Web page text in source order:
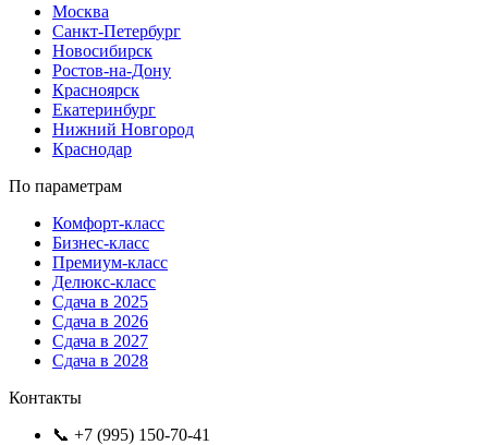
Москва
Санкт-Петербург
Новосибирск
Ростов-на-Дону
Красноярск
Екатеринбург
Нижний Новгород
Краснодар
По параметрам
Комфорт-класс
Бизнес-класс
Премиум-класс
Делюкс-класс
Сдача в 2025
Сдача в 2026
Сдача в 2027
Сдача в 2028
Контакты
📞 +7 (995) 150-70-41